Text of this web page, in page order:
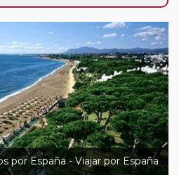
por España - Viajar por España